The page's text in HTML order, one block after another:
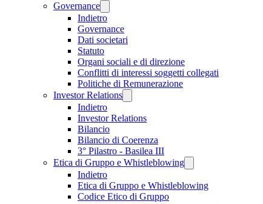
Governance
Indietro
Governance
Dati societari
Statuto
Organi sociali e di direzione
Conflitti di interessi soggetti collegati
Politiche di Remunerazione
Investor Relations
Indietro
Investor Relations
Bilancio
Bilancio di Coerenza
3° Pilastro - Basilea III
Etica di Gruppo e Whistleblowing
Indietro
Etica di Gruppo e Whistleblowing
Codice Etico di Gruppo